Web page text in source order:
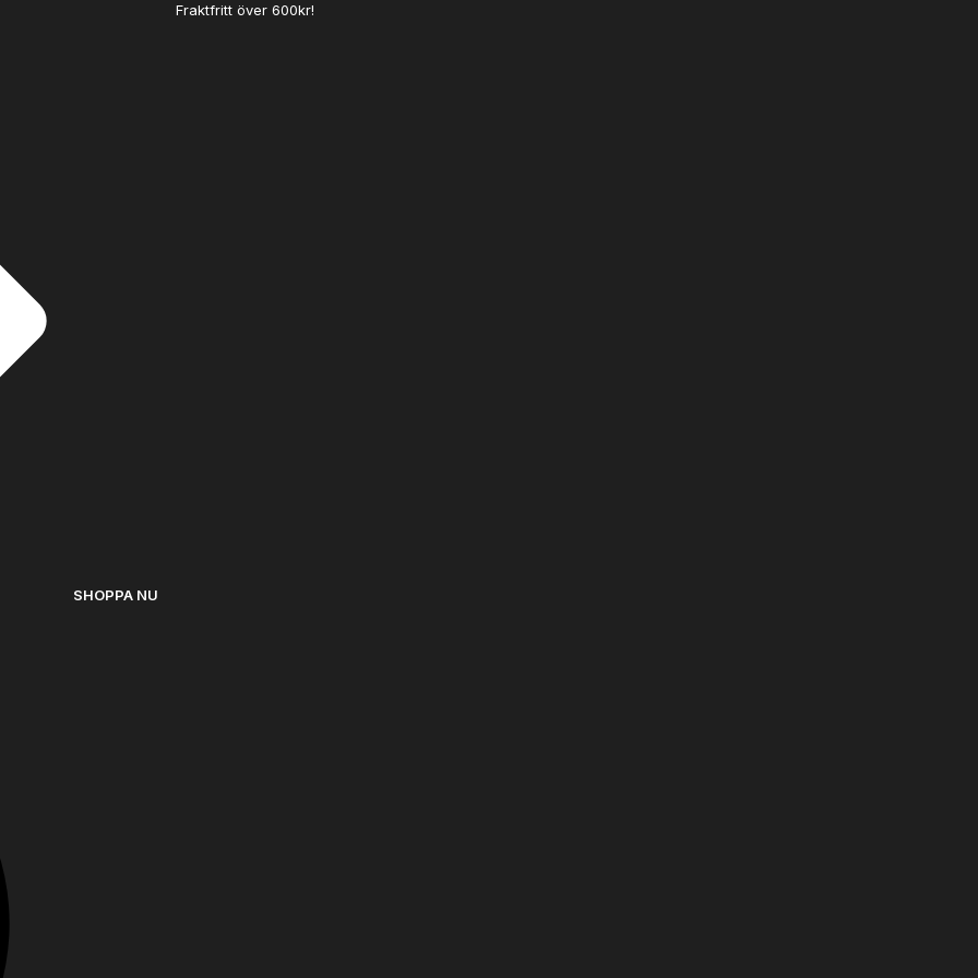
Fraktfritt över 600kr!
SHOPPA NU